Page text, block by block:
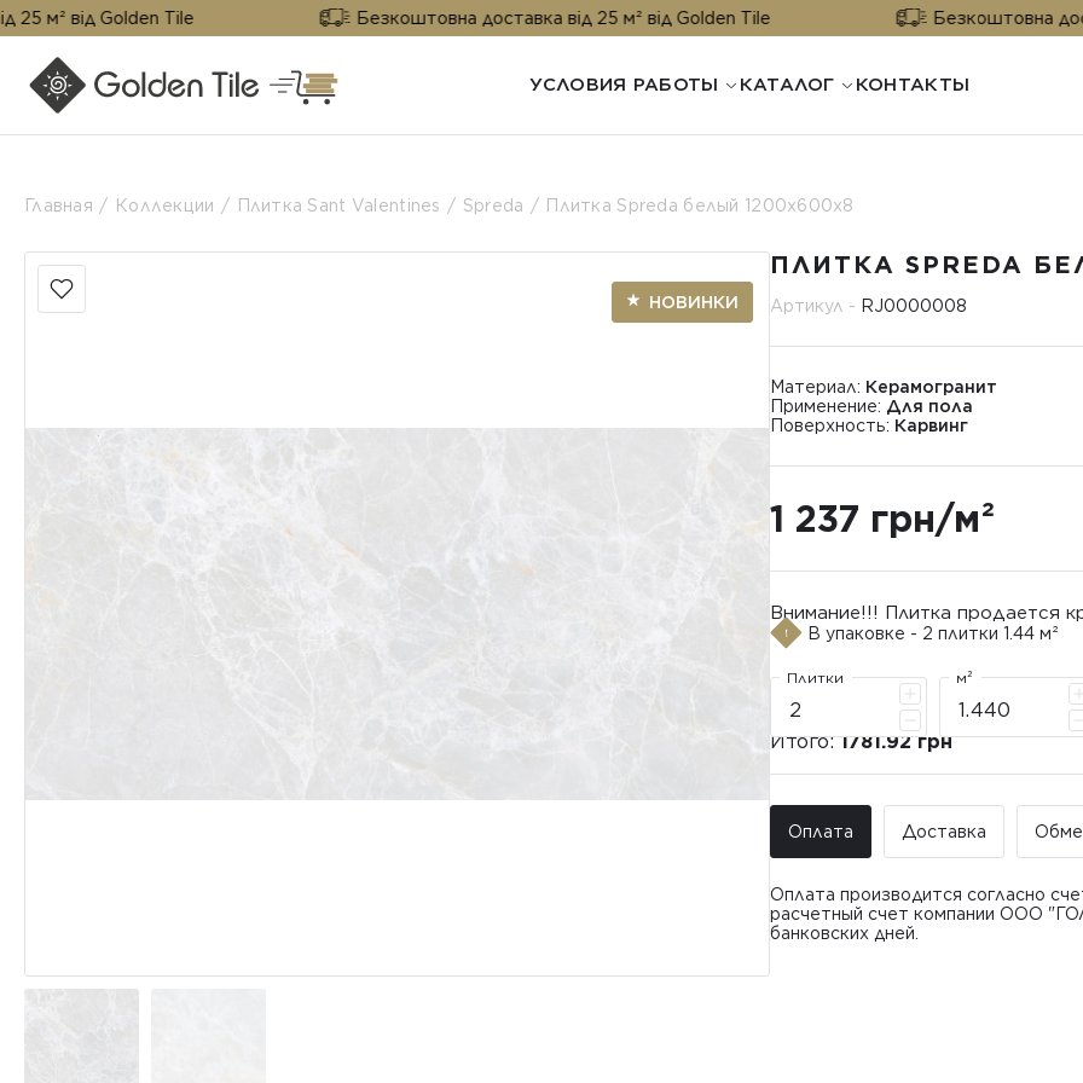
Golden Tile Безкоштовна доставка від 25 м² від Golden Tile Безкоштовна доставка
УСЛОВИЯ РАБОТЫ КАТАЛОГ КОНТАКТЫ
Главная Коллекции Плитка Sant Valentines Spreda Плитка Spreda белый 1200x600x8
НОВИНКИ
ПЛИТКА SPREDA
Артикул - RJ0000008
Материал: Керамогранит
Применение: Для пола
Поверхность: Карвинг
1 237 грн/м²
Внимание!!! Плитка продается
В упаковке - 2 плитки 1.44 м²
Плитки м²
Итого:1781.92 грн
Оплата Доставка
Оплата производится согласно
расчетный счет компании ООО
банковских дней.